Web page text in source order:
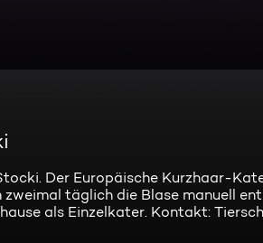
Der Europäische Kurzhaar-
täglich die Blase manuell
als Einzelkater. Kontakt: